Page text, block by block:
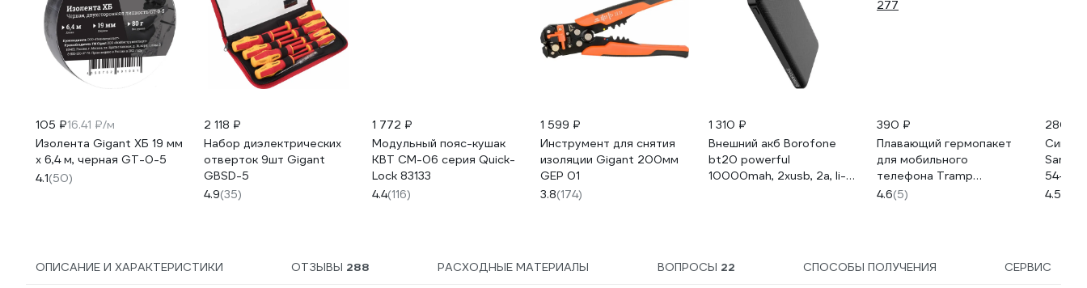
105 ₽16.41 ₽/м
Изолента Gigant ХБ 19 мм
х 6,4 м, черная GT-0-5
4.1(50)
2 118 ₽
Набор диэлектрических
отверток 9шт Gigant
GBSD-5
4.9(35)
1 772 ₽
Модульный пояс-кушак
КВТ СМ-06 серия Quick-
Lock 83133
4.4(116)
1 599 ₽
Инструмент для снятия
изоляции Gigant 200мм
GEP 01
3.8(174)
1 310 ₽
Внешний акб Borofone
bt20 powerful
10000mah, 2хusb, 2а, li-
390 ₽
Плавающий гермопакет
для мобильного
телефона Tramp
107х180мм, черный TRA-
4.6(5)
280 ₽
54-56
4.5
ОПИСАНИЕ И ХАРАКТЕРИСТИКИ ОТЗЫВЫ 288 РАСХОДНЫЕ МАТЕРИАЛЫ ВОПРОСЫ 22 СПОСОБЫ ПОЛУЧЕНИЯ СЕРВИС